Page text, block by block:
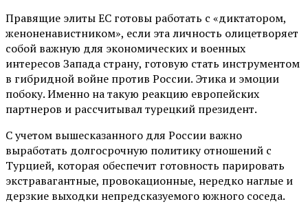
Правящие элиты ЕС готовы работать с «диктатором,
женоненавистником», если эта личность олицетворяет
собой важную для экономических и военных
интересов Запада страну, готовую стать инструментом
в гибридной войне против России. Этика и эмоции
побоку. Именно на такую реакцию европейских
партнеров и рассчитывал турецкий президент.
С учетом вышесказанного для России важно
выработать долгосрочную политику отношений с
Турцией, которая обеспечит готовность парировать
экстравагантные, провокационные, нередко наглые и
дерзкие выходки непредсказуемого южного соседа.